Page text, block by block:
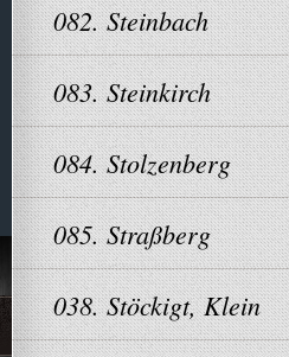
082. Steinbach
083. Steinkirch
084. Stolzenberg
085. Straßberg
038. Stöckigt, Klein